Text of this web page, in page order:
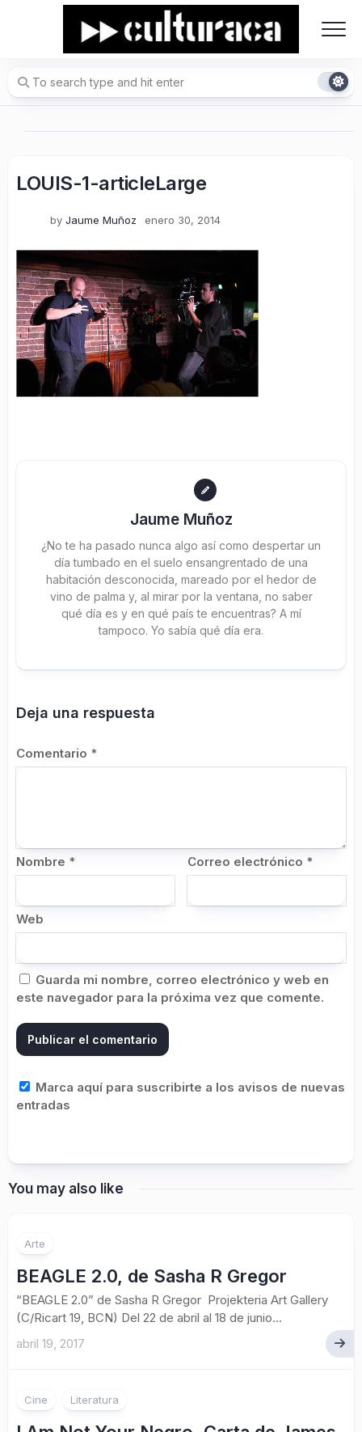
LOUIS-1-articleLarge
by Jaume Muñoz enero 30, 2014
Jaume Muñoz
¿No te ha pasado nunca algo así como despertar un
día tumbado en el suelo ensangrentado de una
habitación desconocida, mareado por el hedor de
vino de palma y, al mirar por la ventana, no saber
qué día es y en qué país te encuentras? A mí
tampoco. Yo sabía qué día era.
Deja una respuesta
Comentario *
Nombre * Correo electrónico *
Web
Guarda mi nombre, correo electrónico y web en
este navegador para la próxima vez que comente.
Marca aquí para suscribirte a los avisos de nuevas
entradas
You may also like
Arte
BEAGLE 2.0, de Sasha R Gregor
“BEAGLE 2.0” de Sasha R Gregor Projekteria Art Gallery
(C/Ricart 19, BCN) Del 22 de abril al 18 de junio...
abril 19, 2017
Cine Literatura